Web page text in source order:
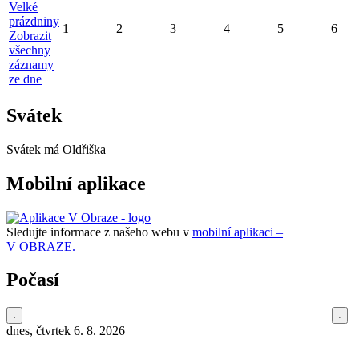
Velké
prázdniny
Zobrazit
všechny
záznamy
ze dne
1 2 3 4 5 6
Svátek
Svátek má Oldřiška
Mobilní aplikace
Sledujte informace z našeho webu v mobilní aplikaci –
V OBRAZE.
Počasí
dnes, čtvrtek 6. 8. 2026